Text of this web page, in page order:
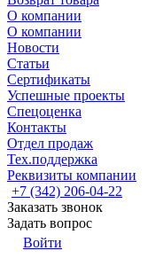
О компании
О компании
Новости
Статьи
Сертификаты
Успешные проекты
Спецоценка
Контакты
Отдел продаж
Тех.поддержка
Реквизиты компании
+7 (342) 206-04-22
Заказать звонок
Задать вопрос
Войти